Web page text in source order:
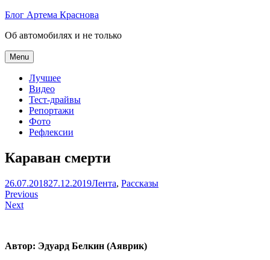
Skip
content
Блог Артема Краснова
Об автомобилях и не только
Menu
Лучшее
Видео
Тест-драйвы
Репортажи
Фото
Рефлексии
Караван смерти
Артем
Краснов
26.07.201827.12.2019Лента, Рассказы
Навигация
по
Previous
Next
Автор: Эдуард Белкин (Аяврик)